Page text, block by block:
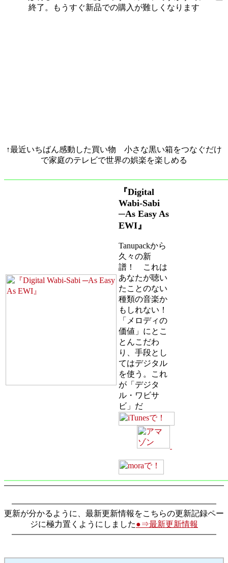
終了。もうすぐ新品での購入が難しくなります
↑最近いちばん感動した買い物 小さな黒い箱をつなぐだけ
で家庭のテレビで世界の娯楽を楽しめる
『Digital
Wabi-Sabi
─As Easy As
EWI』
Tanupackから
久々の新
譜！ これは
あなたが聴い
たことのない
種類の音楽か
もしれない！
「メロディの
価値」にとこ
とんこだわ
り、手段とし
てはデジタル
を使う。これ
が「デジタ
ル・ワビサ
ビ」だ
更新が分かるように、最新更新情報をこちらの更新記録ペー
ジに極力置くようにしました●⇒最新更新情報